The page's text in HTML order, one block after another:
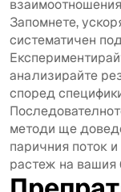
Запомнете,
систематичен
анализирайте
според
методи ще
паричния поток
растеж на вашия